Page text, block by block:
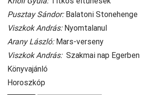
Pusztay Sándor:Balatoni Stonehenge
Viszkok András:Nyomtalanul
Arany László:Mars-verseny
Viszkok András:Szakmai nap Egerben
Könyvajánló
Horoszkóp